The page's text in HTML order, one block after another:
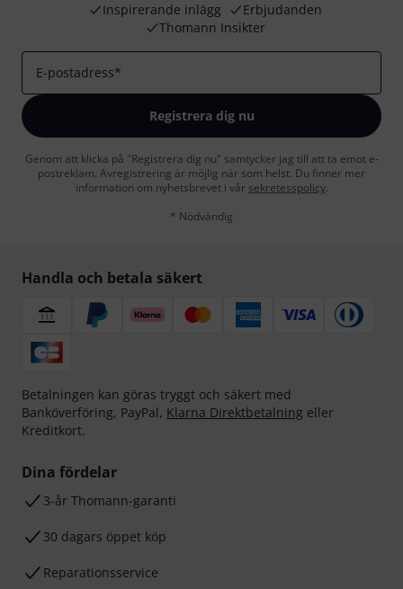
Inspirerande inlägg
Erbjudanden
Thomann Insikter
E-postadress*
Registrera dig nu
Genom att klicka på "Registrera dig nu" samtycker jag till att ta emot e-
postreklam. Avregistrering är möjlig när som helst. Du finner mer
information om nyhetsbrevet i vår sekretesspolicy.
* Nödvändig
Handla och betala säkert
Betalningen kan göras tryggt och säkert med
Banköverföring, PayPal, Klarna Direktbetalning eller
Kreditkort.
Dina fördelar
3-år Thomann-garanti
30 dagars öppet köp
Reparationsservice